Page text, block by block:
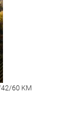
42/60 KM